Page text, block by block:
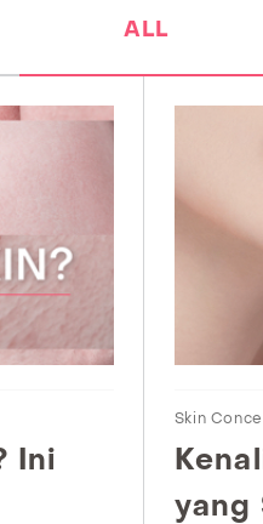
ALL
Ini
Skin
yang